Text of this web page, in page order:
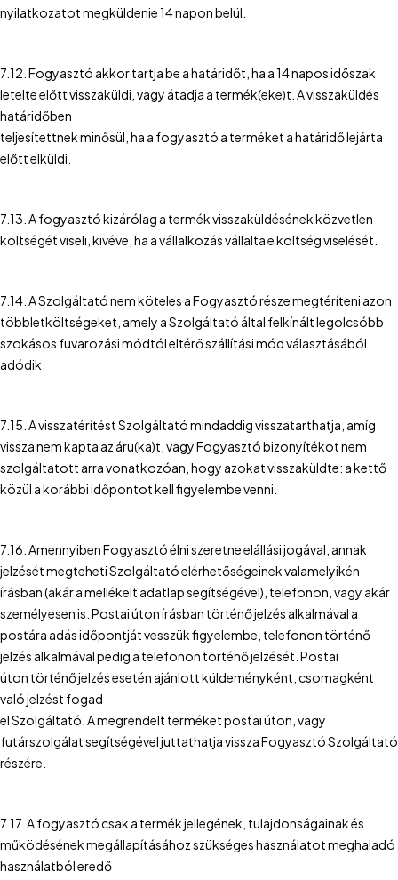
nyilatkozatot megküldenie 14 napon belül.
7.12. Fogyasztó akkor tartja be a határidőt, ha a 14 napos időszak
letelte előtt visszaküldi, vagy átadja a termék(eke)t. A visszaküldés
határidőben
teljesítettnek minősül, ha a fogyasztó a terméket a határidő lejárta
előtt elküldi.
7.13. A fogyasztó kizárólag a termék visszaküldésének közvetlen
költségét viseli, kivéve, ha a vállalkozás vállalta e költség viselését.
7.14. A Szolgáltató nem köteles a Fogyasztó része megtéríteni azon
többletköltségeket, amely a Szolgáltató által felkínált legolcsóbb
szokásos fuvarozási módtól eltérő szállítási mód választásából
adódik.
7.15. A visszatérítést Szolgáltató mindaddig visszatarthatja, amíg
vissza nem kapta az áru(ka)t, vagy Fogyasztó bizonyítékot nem
szolgáltatott arra vonatkozóan, hogy azokat visszaküldte: a kettő
közül a korábbi időpontot kell figyelembe venni.
7.16. Amennyiben Fogyasztó élni szeretne elállási jogával, annak
jelzését megteheti Szolgáltató elérhetőségeinek valamelyikén
írásban (akár a mellékelt adatlap segítségével), telefonon, vagy akár
személyesen is. Postai úton írásban történő jelzés alkalmával a
postára adás időpontját vesszük figyelembe, telefonon történő
jelzés alkalmával pedig a telefonon történő jelzését. Postai
úton történő jelzés esetén ajánlott küldeményként, csomagként
való jelzést fogad
el Szolgáltató. A megrendelt terméket postai úton, vagy
futárszolgálat segítségével juttathatja vissza Fogyasztó Szolgáltató
részére.
7.17. A fogyasztó csak a termék jellegének, tulajdonságainak és
működésének megállapításához szükséges használatot meghaladó
használatból eredő